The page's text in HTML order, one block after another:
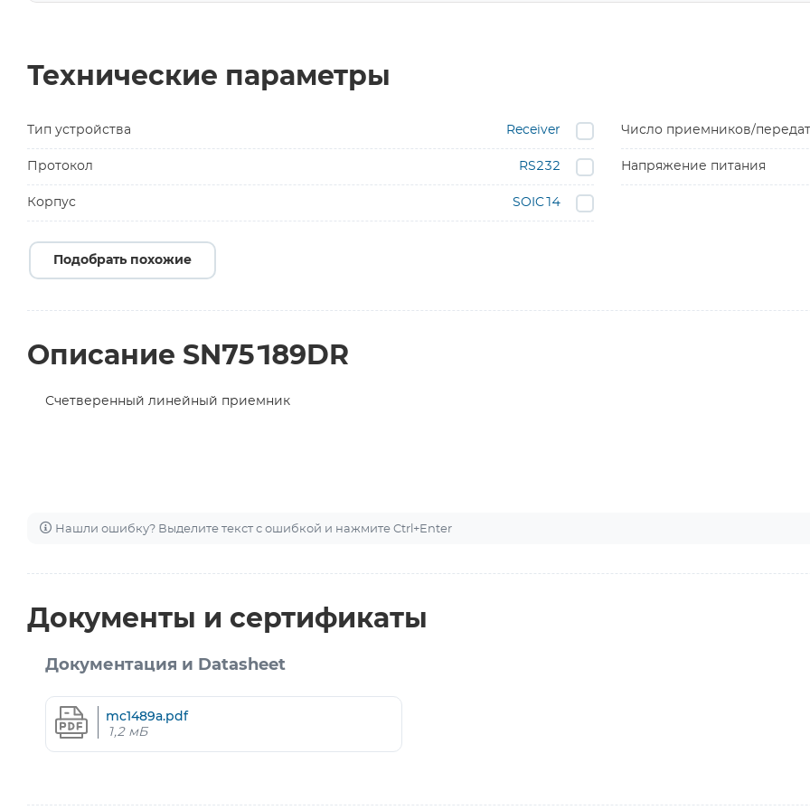
Технические параметры
Тип устройства Receiver
Протокол RS232
Число приемников/
Напряжение питания
Корпус SOIC14
Подобрать похожие
Описание SN75189DR
Счетверенный линейный приемник
Нашли ошибку? Выделите текст с ошибкой и нажмите Ctrl+Enter
Документы и сертификаты
Документация и Datasheet
mc1489a.pdf
1,2 мБ